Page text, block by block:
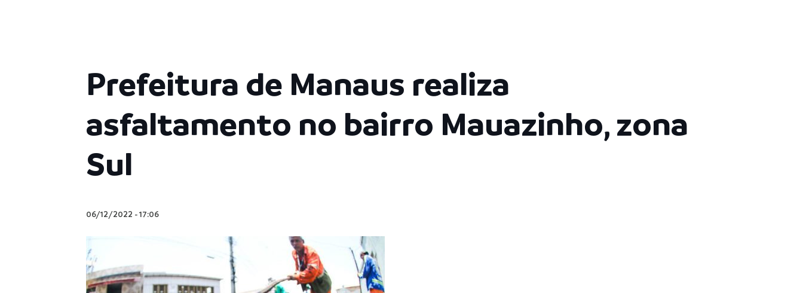
Prefeitura de Manaus realiza
asfaltamento no bairro Mauazinho, zona
Sul
06/12/2022 -17:06